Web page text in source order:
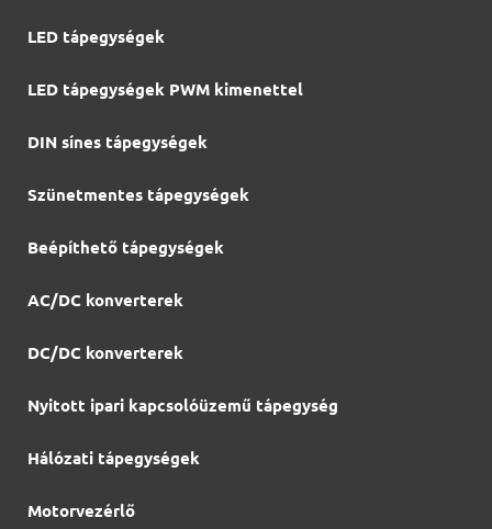
LED tápegységek
LED tápegységek PWM kimenettel
DIN sínes tápegységek
Szünetmentes tápegységek
Beépíthető tápegységek
AC/DC konverterek
DC/DC konverterek
Nyitott ipari kapcsolóüzemű tápegység
Hálózati tápegységek
Motorvezérlő